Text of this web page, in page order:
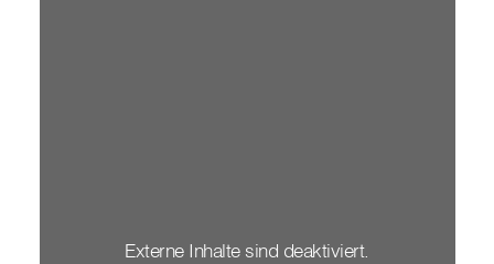
Externe Inhalte sind deaktiviert.